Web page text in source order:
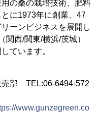
の桑の栽培技術、肥料
に1973年に創業、47
ーンビジネスを展開し
西/関東/横浜/茨城）
ています。
部 TEL:06-6494-572
www.gunzegreen.co